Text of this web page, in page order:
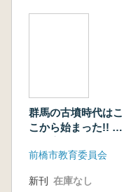
群馬の古墳時代はこ
こから始まった!! 朝
前橋市教育委員会
新刊 在庫なし